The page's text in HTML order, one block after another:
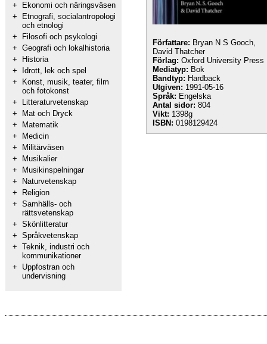
+
Ekonomi och näringsväsen
+
Etnografi, socialantropologi
och etnologi
+
Filosofi och psykologi
+ Geografi och lokalhistoria
+
Historia
+
Idrott, lek och spel
+
Konst, musik, teater, film
och fotokonst
+
Litteraturvetenskap
+
Mat och Dryck
+
Matematik
+
Medicin
+
Militärväsen
+
Musikalier
+
Musikinspelningar
+
Naturvetenskap
+
Religion
+ Samhälls- och
rättsvetenskap
+ Skönlitteratur
+ Språkvetenskap
+ Teknik, industri och
kommunikationer
+
Uppfostran och
undervisning
Författare: Bryan N S Gooch,
David Thatcher
Förlag: Oxford University Press
Mediatyp: Bok
Bandtyp: Hardback
Utgiven: 1991-05-16
Språk: Engelska
Antal sidor: 804
Vikt: 1398g
ISBN: 0198129424